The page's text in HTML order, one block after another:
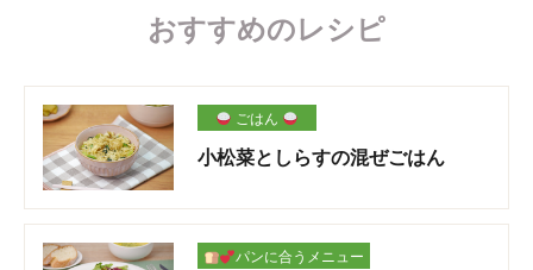
おすすめのレシピ
ごはん
小松菜としらすの混ぜごはん
パンに合うメニュー